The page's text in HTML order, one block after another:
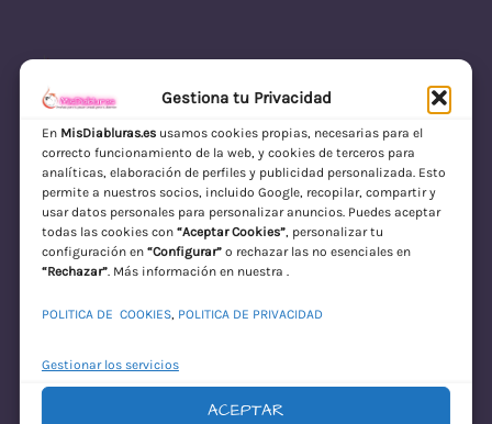
Gestiona tu Privacidad
En MisDiabluras.esusamos cookies propias, necesarias para el
correcto funcionamiento de la web, y cookies de terceros para
analíticas, elaboración de perfiles y publicidad personalizada. Esto
permite a nuestros socios, incluido Google, recopilar, compartir y
usar datos personales para personalizar anuncios. Puedes aceptar
todas las cookies con “Aceptar Cookies”, personalizar tu
configuración en “Configurar”o rechazar las no esenciales en
“Rechazar”. Más información en nuestra .
POLITICA DE COOKIES, POLITICA DE PRIVACIDAD
Gestionar los servicios
ACEPTAR
MisDiabluras | Sexshop Online con Envío
Discreto en España
Acceder